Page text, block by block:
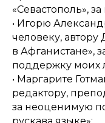
«Севастополь»,
• Игорю
человеку,
в Афганистане»,
поддержку моих
• Маргарите
редактору,
за неоценимую